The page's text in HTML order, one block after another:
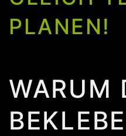
PLANEN!
WARUM